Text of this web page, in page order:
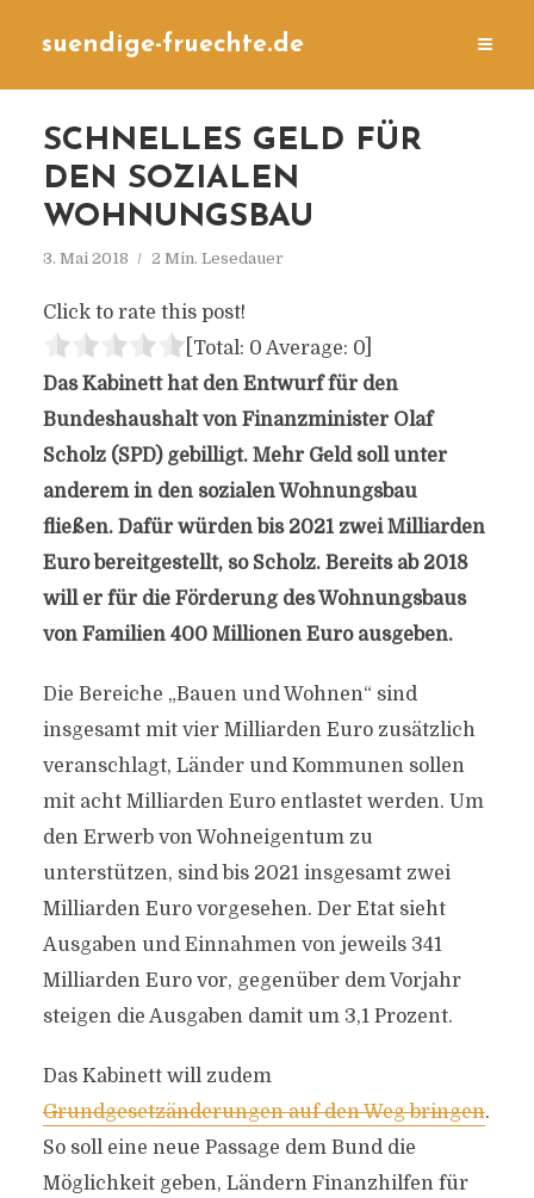
suendige-fruechte.de
SCHNELLES GELD FÜR
DEN SOZIALEN
WOHNUNGSBAU
3. Mai 2018 2 Min. Lesedauer
Click to rate this post!
[Total: 0 Average: 0]
Das Kabinett hat den Entwurf für den
Bundeshaushalt von Finanzminister Olaf
Scholz (SPD) gebilligt. Mehr Geld soll unter
anderem in den sozialen Wohnungsbau
fließen. Dafür würden bis 2021 zwei Milliarden
Euro bereitgestellt, so Scholz. Bereits ab 2018
will er für die Förderung des Wohnungsbaus
von Familien 400 Millionen Euro ausgeben.
Die Bereiche „Bauen und Wohnen“ sind
insgesamt mit vier Milliarden Euro zusätzlich
veranschlagt, Länder und Kommunen sollen
mit acht Milliarden Euro entlastet werden. Um
den Erwerb von Wohneigentum zu
unterstützen, sind bis 2021 insgesamt zwei
Milliarden Euro vorgesehen. Der Etat sieht
Ausgaben und Einnahmen von jeweils 341
Milliarden Euro vor, gegenüber dem Vorjahr
steigen die Ausgaben damit um 3,1 Prozent.
Das Kabinett will zudem
Grundgesetzänderungen auf den Weg bringen.
So soll eine neue Passage dem Bund die
Möglichkeit geben, Ländern Finanzhilfen für